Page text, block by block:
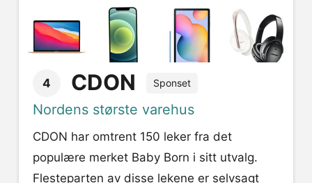
4 CDON Sponset
Nordens største varehus
CDON har omtrent 150 leker fra det
populære merket Baby Born i sitt utvalg.
Flesteparten av disse lekene er selvsagt